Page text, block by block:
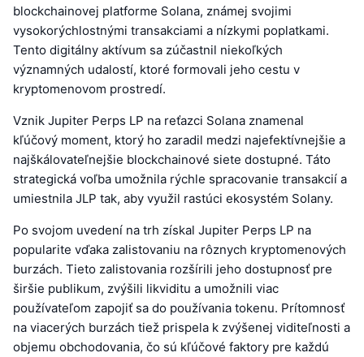
blockchainovej platforme Solana, známej svojimi
vysokorýchlostnými transakciami a nízkymi poplatkami.
Tento digitálny aktívum sa zúčastnil niekoľkých
významných udalostí, ktoré formovali jeho cestu v
kryptomenovom prostredí.
Vznik Jupiter Perps LP na reťazci Solana znamenal
kľúčový moment, ktorý ho zaradil medzi najefektívnejšie a
najškálovateľnejšie blockchainové siete dostupné. Táto
strategická voľba umožnila rýchle spracovanie transakcií a
umiestnila JLP tak, aby využil rastúci ekosystém Solany.
Po svojom uvedení na trh získal Jupiter Perps LP na
popularite vďaka zalistovaniu na rôznych kryptomenových
burzách. Tieto zalistovania rozšírili jeho dostupnosť pre
širšie publikum, zvýšili likviditu a umožnili viac
používateľom zapojiť sa do používania tokenu. Prítomnosť
na viacerých burzách tiež prispela k zvýšenej viditeľnosti a
objemu obchodovania, čo sú kľúčové faktory pre každú